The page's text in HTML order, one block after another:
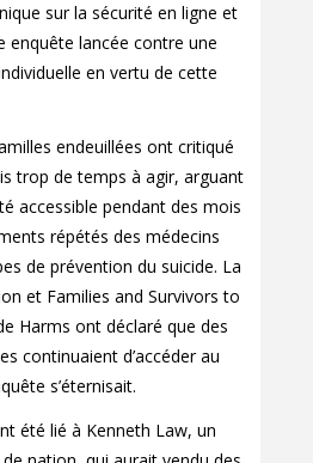
sur la sécurité en ligne et
enquête lancée contre une
en vertu de cette
endeuillées ont critiqué
trop de temps à agir, arguant
accessible pendant des mois
répétés des médecins
de prévention du suicide. La
et Families and Survivors to
Harms ont déclaré que des
continuaient d’accéder au
s’éternisait.
été lié à Kenneth Law, un